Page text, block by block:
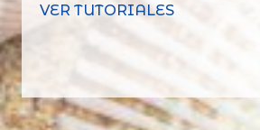
belt
cantidad
VER TUTORIALES